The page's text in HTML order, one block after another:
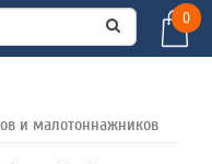
0
и малотоннажников